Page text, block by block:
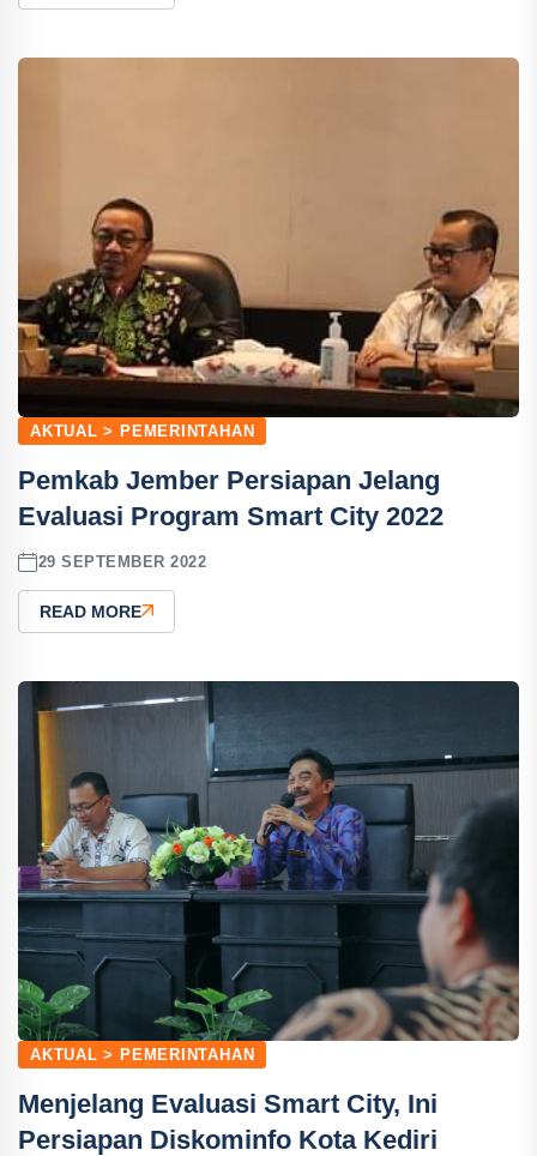
AKTUAL > PEMERINTAHAN
Pemkab Jember Persiapan Jelang
Evaluasi Program Smart City 2022
29 SEPTEMBER 2022
READ MORE
AKTUAL > PEMERINTAHAN
Menjelang Evaluasi Smart City, Ini
Persiapan Diskominfo Kota Kediri